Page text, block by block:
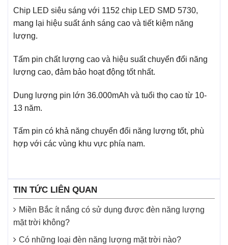
Chip LED siêu sáng với 1152 chip LED SMD 5730,
mang lại hiệu suất ánh sáng cao và tiết kiệm năng
lượng.
Tấm pin chất lượng cao và hiệu suất chuyển đổi năng
lượng cao, đảm bảo hoạt động tốt nhất.
Dung lượng pin lớn 36.000mAh và tuổi thọ cao từ 10-
13 năm.
Tấm pin có khả năng chuyển đổi năng lượng tốt, phù
hợp với các vùng khu vực phía nam.
TIN TỨC LIÊN QUAN
Miền Bắc ít nắng có sử dụng được đèn năng lượng
mặt trời không?
Có những loại đèn năng lượng mặt trời nào?